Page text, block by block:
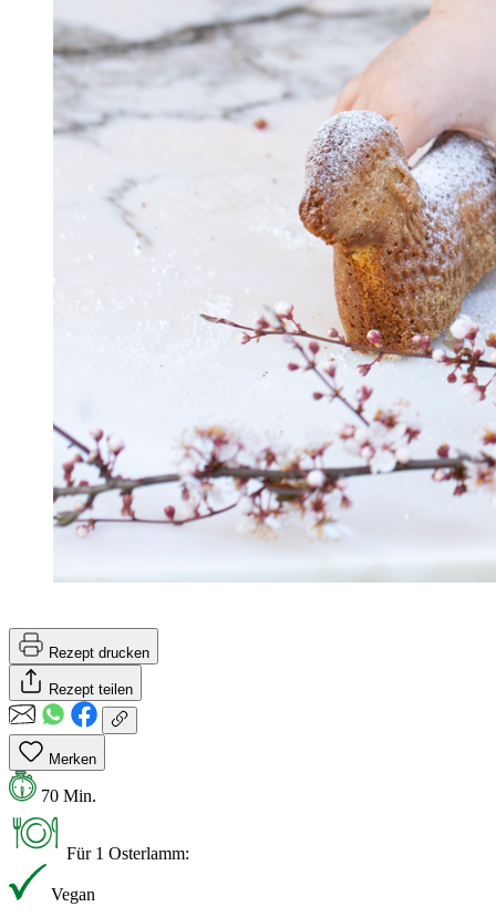
Rezept drucken
Rezept teilen
Merken
70 Min.
Für 1 Osterlamm:
Vegan